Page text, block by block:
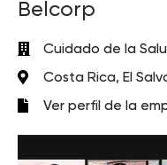
Belcorp
Cuidado de la
Costa Rica, El
Ver perfil de la